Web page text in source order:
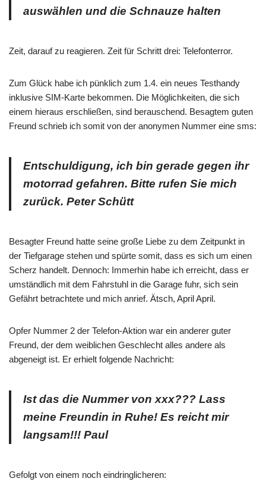
auswählen und die Schnauze halten
Zeit, darauf zu reagieren. Zeit für Schritt drei: Telefonterror.
Zum Glück habe ich pünklich zum 1.4. ein neues Testhandy
inklusive SIM-Karte bekommen. Die Möglichkeiten, die sich
einem hieraus erschließen, sind berauschend. Besagtem guten
Freund schrieb ich somit von der anonymen Nummer eine sms:
Entschuldigung, ich bin gerade gegen ihr
motorrad gefahren. Bitte rufen Sie mich
zurück. Peter Schütt
Besagter Freund hatte seine große Liebe zu dem Zeitpunkt in
der Tiefgarage stehen und spürte somit, dass es sich um einen
Scherz handelt. Dennoch: Immerhin habe ich erreicht, dass er
umständlich mit dem Fahrstuhl in die Garage fuhr, sich sein
Gefährt betrachtete und mich anrief. Ätsch, April April.
Opfer Nummer 2 der Telefon-Aktion war ein anderer guter
Freund, der dem weiblichen Geschlecht alles andere als
abgeneigt ist. Er erhielt folgende Nachricht:
Ist das die Nummer von xxx??? Lass
meine Freundin in Ruhe! Es reicht mir
langsam!!! Paul
Gefolgt von einem noch eindringlicheren: